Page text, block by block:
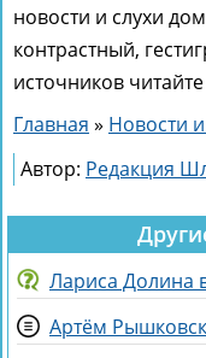
новости и слухи
контрастный,
источников
Главная » Новости
Автор: Редакция